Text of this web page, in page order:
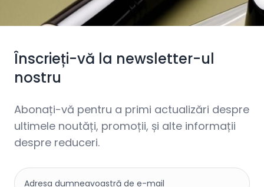
Înscrieți-vă la newsletter-ul
nostru
Abonați-vă pentru a primi actualizări despre
ultimele noutăți, promoții, și alte informații
despre reduceri.